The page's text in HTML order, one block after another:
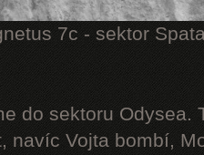
7c - sektor
do sektoru Odysea.
navíc Vojta bombí,